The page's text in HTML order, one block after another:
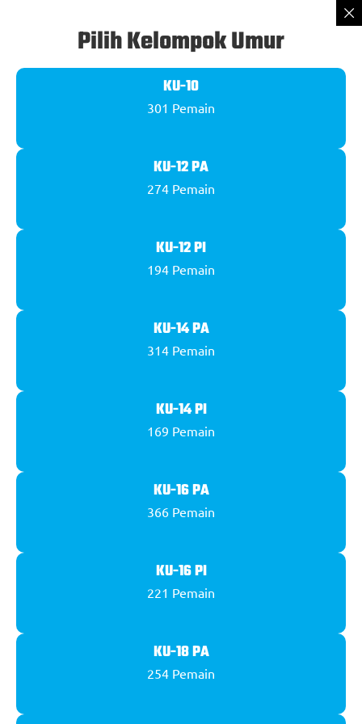
Pilih Kelompok Umur
KU-10
301 Pemain
KU-12 PA
274 Pemain
KU-12 PI
194 Pemain
KU-14 PA
314 Pemain
KU-14 PI
169 Pemain
KU-16 PA
366 Pemain
KU-16 PI
221 Pemain
KU-18 PA
254 Pemain